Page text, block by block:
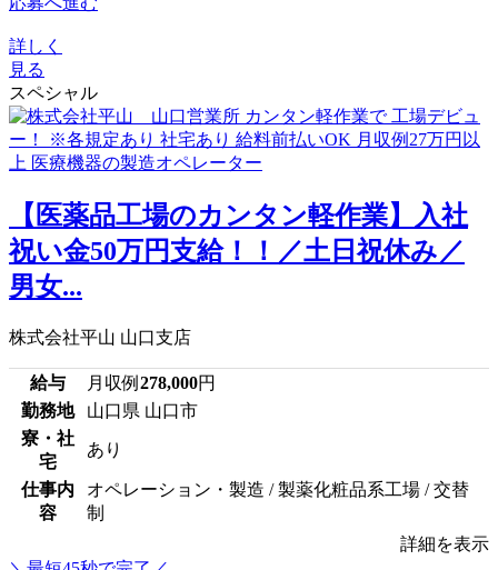
詳しく
見る
スペシャル
【医薬品工場のカンタン軽作業】入社
祝い金50万円支給！！／土日祝休み／
男女...
株式会社平山 山口支店
給与 月収例 278,000円
勤務地
山口県 山口市
寮・社
宅
あり
仕事内
容
オペレーション・製造 / 製薬化粧品系工場 / 交替
制
詳細を表示